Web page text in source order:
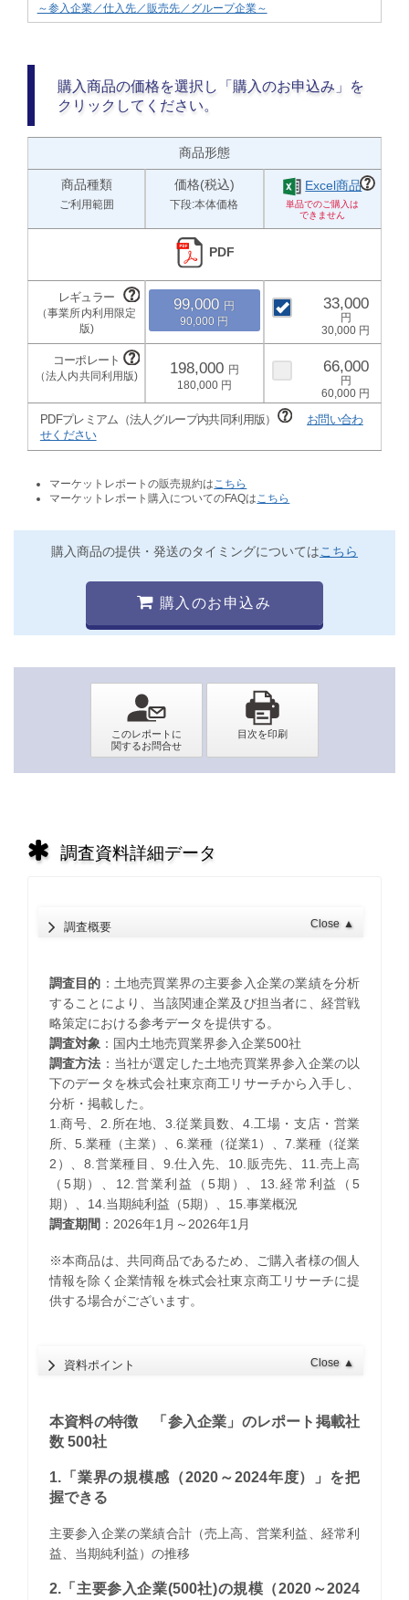
～参入企業／仕入先／販売先／グループ企業～
購入商品の価格を選択し「購入のお申込み」を
クリックしてください。
商品形態
商品種類
ご利用範囲
価格(税込)
下段:本体価格
Excel商品
PDF
99,000
90,000
33,000
30,000
198,000
180,000
66,000
60,000
PDFプレミアム（法人グループ内共同利用版）
お問い合わ
せください
マーケットレポートの販売規約は こちら
マーケットレポート購入についてのFAQは こちら
購入商品の提供・発送のタイミングについてはこちら
購入のお申込み
調査資料詳細データ
調査概要 Close ▲
調査目的 ：土地売買業界の主要参入企業の業績を分析
することにより、当該関連企業及び担当者に、経営戦
略策定における参考データを提供する。
調査対象：国内土地売買業界参入企業500社
調査方法 ：当社が選定した土地売買業界参入企業の以
下のデータを株式会社東京商工リサーチから入手し、
分析・掲載した。
1.商号、2.所在地、3.従業員数、4.工場・支店・営業
所、5.業種（主業）、6.業種（従業1）、7.業種（従業
2）、8.営業種目、9.仕入先、10.販売先、11.売上高
（5期）、12.営業利益（5期）、13.経常利益（5
期）、14.当期純利益（5期）、15.事業概況
調査期間 ：2026年1月～2026年1月
※本商品は、共同商品であるため、ご購入者様の個人
情報を除く企業情報を株式会社東京商工リサーチに提
供する場合がございます。
資料ポイント Close ▲
本資料の特徴 「参入企業」のレポート掲載社
数 500社
1.「業界の規模感（2020～2024年度）」を把
握できる
主要参入企業の業績合計（売上高、営業利益、経常利
益、当期純利益）の推移
2.「主要参入企業(500社)の規模（2020～2024